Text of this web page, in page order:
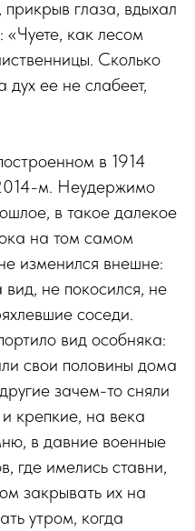
прикрыв глаза, вдыхал
«Чуете, как лесом
Сколько
дух ее не слабеет,
в 1914
2014-м. Неудержимо
в такое далекое
на том самом
изменился внешне:
не покосился, не
соседи.
вид особняка:
свои половины дома
зачем-то сняли
крепкие, на века
в давние военные
где имелись ставни,
закрывать их на
утром, когда